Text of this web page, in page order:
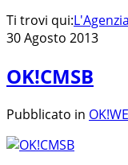
Ti trovi qui:L'Agenzia
30 Agosto 2013
OK!CMSB
Pubblicato in